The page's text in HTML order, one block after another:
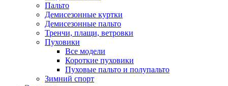
Пальто
Демисезонные куртки
Демисезонные пальто
Тренчи, плащи, ветровки
Пуховики
Все модели
Короткие пуховики
Пуховые пальто и полупальто
Зимний спорт